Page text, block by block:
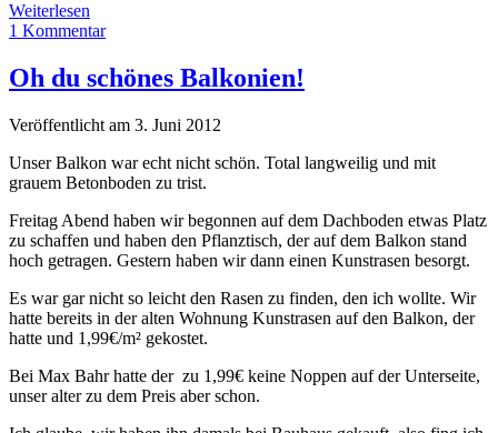
Weiterlesen
Wochenende
1 Kommentar
Oh du schönes Balkonien!
Veröffentlicht am 3. Juni 2012
Unser Balkon war echt nicht schön. Total langweilig und mit
grauem Betonboden zu trist.
Freitag Abend haben wir begonnen auf dem Dachboden etwas Platz
zu schaffen und haben den Pflanztisch, der auf dem Balkon stand
hoch getragen. Gestern haben wir dann einen Kunstrasen besorgt.
Es war gar nicht so leicht den Rasen zu finden, den ich wollte. Wir
hatte bereits in der alten Wohnung Kunstrasen auf den Balkon, der
hatte und 1,99€/m² gekostet.
Bei Max Bahr hatte der zu 1,99€ keine Noppen auf der Unterseite,
unser alter zu dem Preis aber schon.